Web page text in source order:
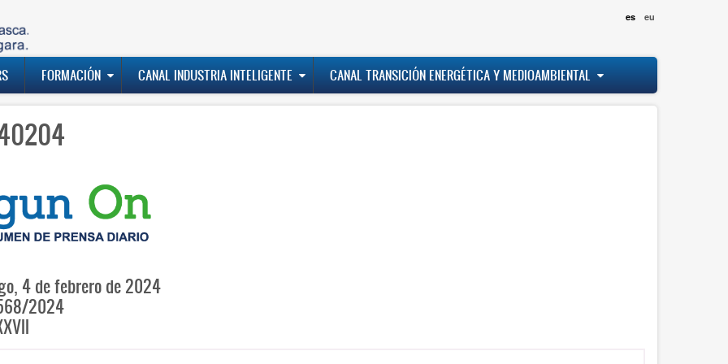
es eu
FORMACIÓN CANAL INDUSTRIA INTELIGENTE CANAL TRANSICIÓN ENERGÉTICA Y MEDIOAMBIENTAL
4 de febrero de 2024
2024